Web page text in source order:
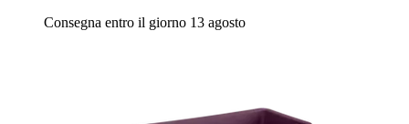
Consegna entro il giorno 13 agosto